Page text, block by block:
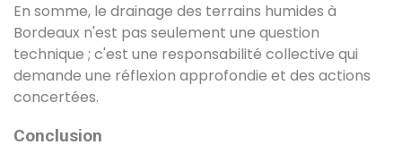
En somme, le drainage des terrains humides à
Bordeaux n'est pas seulement une question
technique ; c'est une responsabilité collective qui
demande une réflexion approfondie et des actions
concertées.
Conclusion